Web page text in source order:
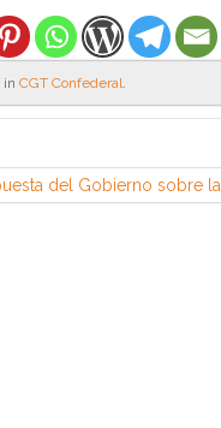
in CGT Confederal.
del Gobierno sobre la
de pensiones